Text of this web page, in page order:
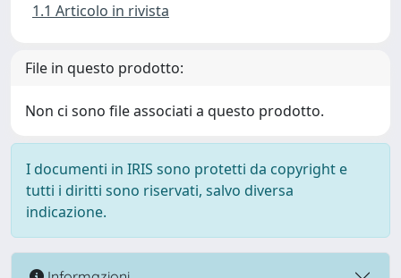
1.1 Articolo in rivista
File in questo prodotto:
Non ci sono file associati a questo prodotto.
I documenti in IRIS sono protetti da copyright e
tutti i diritti sono riservati, salvo diversa
indicazione.